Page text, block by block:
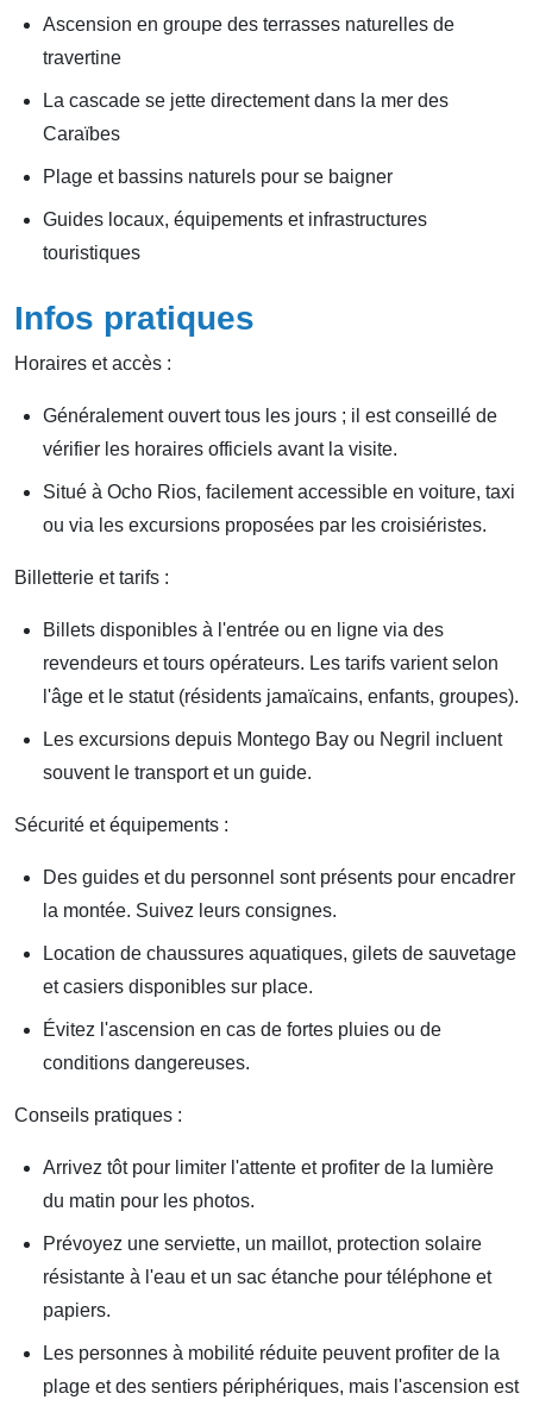
Ascension en groupe des terrasses naturelles de
travertine
La cascade se jette directement dans la mer des
Caraïbes
Plage et bassins naturels pour se baigner
Guides locaux, équipements et infrastructures
touristiques
Infos pratiques
Horaires et accès :
Généralement ouvert tous les jours ; il est conseillé de
vérifier les horaires officiels avant la visite.
Situé à Ocho Rios, facilement accessible en voiture, taxi
ou via les excursions proposées par les croisiéristes.
Billetterie et tarifs :
Billets disponibles à l'entrée ou en ligne via des
revendeurs et tours opérateurs. Les tarifs varient selon
l'âge et le statut (résidents jamaïcains, enfants, groupes).
Les excursions depuis Montego Bay ou Negril incluent
souvent le transport et un guide.
Sécurité et équipements :
Des guides et du personnel sont présents pour encadrer
la montée. Suivez leurs consignes.
Location de chaussures aquatiques, gilets de sauvetage
et casiers disponibles sur place.
Évitez l'ascension en cas de fortes pluies ou de
conditions dangereuses.
Conseils pratiques :
Arrivez tôt pour limiter l'attente et profiter de la lumière
du matin pour les photos.
Prévoyez une serviette, un maillot, protection solaire
résistante à l'eau et un sac étanche pour téléphone et
papiers.
Les personnes à mobilité réduite peuvent profiter de la
plage et des sentiers périphériques, mais l'ascension est